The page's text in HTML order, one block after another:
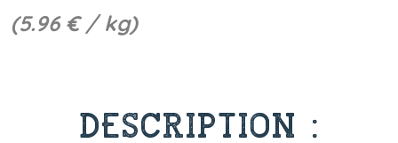
(5.96 € / kg)
DESCRIPTION :